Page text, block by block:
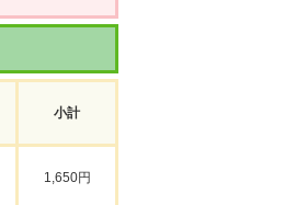
小計
1,650円